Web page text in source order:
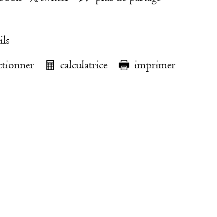
calculatrice imprimer